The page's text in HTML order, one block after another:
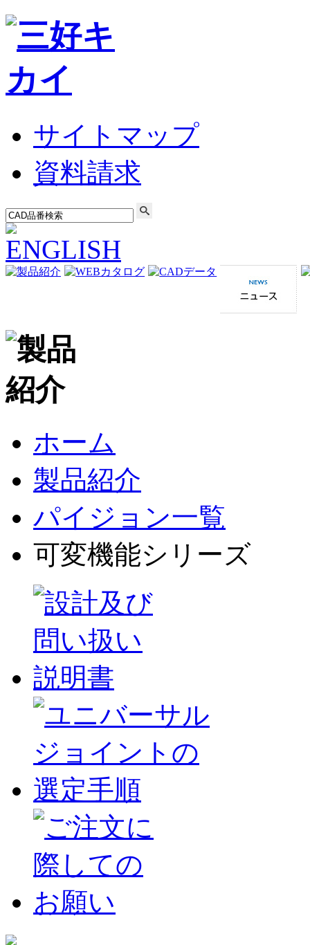
サイトマップ
資料請求
ホーム
製品紹介
パイジョン一覧
可変機能シリーズ